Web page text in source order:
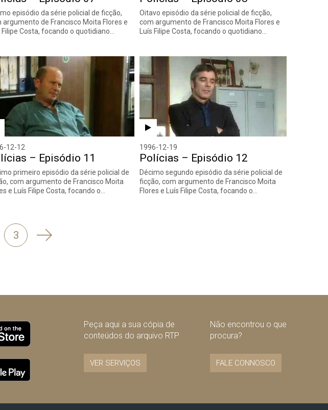
episódio da série policial de ficção,
argumento de Francisco Moita Flores e
Filipe Costa, focando o quotidiano…
Oitavo episódio da série policial de ficção,
com argumento de Francisco Moita Flores e
Luís Filipe Costa, focando o quotidiano…
12-12
– Episódio 11
primeiro episódio da série policial de
com argumento de Francisco Moita
e Luís Filipe Costa, focando o…
1996-12-19
Polícias – Episódio 12
Décimo segundo episódio da série policial de
ficção, com argumento de Francisco Moita
Flores e Luís Filipe Costa, focando o…
3 Seguinte
Peça aqui a sua cópia de
conteúdos do arquivo RTP
VER SERVIÇOS
Não encontrou o que
procura?
FALE CONNOSCO